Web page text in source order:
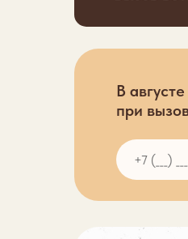
В августе
при